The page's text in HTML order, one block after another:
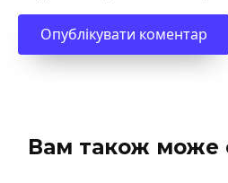
Вам також може